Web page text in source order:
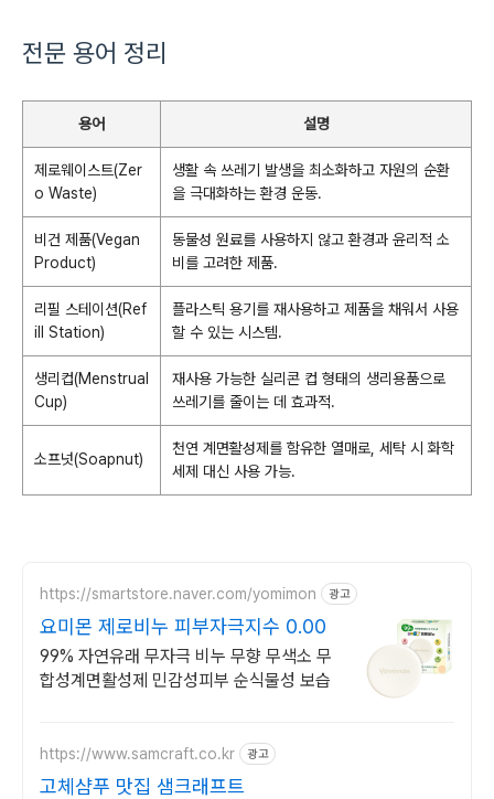
전문 용어 정리
용어 설명
제로웨이스트(Zer
o Waste)
생활 속 쓰레기 발생을 최소화하고 자원의 순환
을 극대화하는 환경 운동.
비건 제품(Vegan
Product)
동물성 원료를 사용하지 않고 환경과 윤리적 소
비를 고려한 제품.
리필 스테이션(Ref
ill Station)
플라스틱 용기를 재사용하고 제품을 채워서 사용
할 수 있는 시스템.
생리컵(Menstrual
Cup)
재사용 가능한 실리콘 컵 형태의 생리용품으로
쓰레기를 줄이는 데 효과적.
소프넛(Soapnut)
천연 계면활성제를 함유한 열매로, 세탁 시 화학
세제 대신 사용 가능.
https://smartstore.naver.com/yomimon 광고
요미몬 제로비누 피부자극지수 0.00
99% 자연유래 무자극 비누 무향 무색소 무
합성계면활성제 민감성피부 순식물성 보습
https://www.samcraft.co.kr 광고
고체샴푸 맛집 샘크래프트